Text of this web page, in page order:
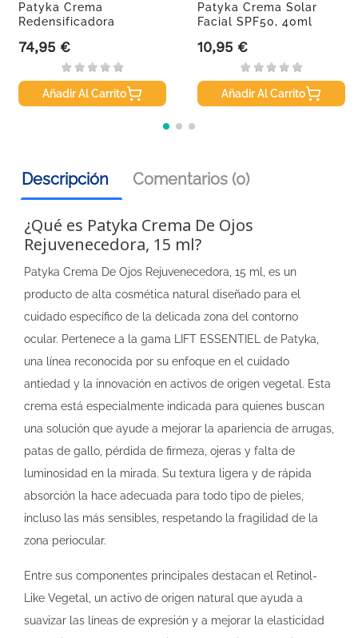
Patyka Crema
Redensificadora
Precio
74,95 €
Añadir Al Carrito
Patyka Crema Solar
Facial SPF50, 40ml
Precio
10,95 €
Añadir Al Carrito
Descripción Comentarios (0)
¿Qué es Patyka Crema De Ojos
Rejuvenecedora, 15 ml?
Patyka Crema De Ojos Rejuvenecedora, 15 ml, es un
producto de alta cosmética natural diseñado para el
cuidado específico de la delicada zona del contorno
ocular. Pertenece a la gama LIFT ESSENTIEL de Patyka,
una línea reconocida por su enfoque en el cuidado
antiedad y la innovación en activos de origen vegetal. Esta
crema está especialmente indicada para quienes buscan
una solución que ayude a mejorar la apariencia de arrugas,
patas de gallo, pérdida de firmeza, ojeras y falta de
luminosidad en la mirada. Su textura ligera y de rápida
absorción la hace adecuada para todo tipo de pieles,
incluso las más sensibles, respetando la fragilidad de la
zona periocular.
Entre sus componentes principales destacan el Retinol-
Like Vegetal, un activo de origen natural que ayuda a
suavizar las líneas de expresión y a mejorar la elasticidad